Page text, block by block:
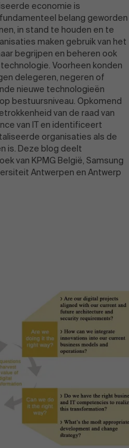
economie is
belang geworden
in stand te houden en te
maken gebruik van het
begrijpen en beheren ook
Voorheen konden
delegeren, negeren of
nieuwe technologieën
bestuursniveau. Opkomend
van de raad van
van IT en identificeert
organisaties als de
is. Deze blog deelt
van KPMG België, Samsung
Antwerpen en Antwerp